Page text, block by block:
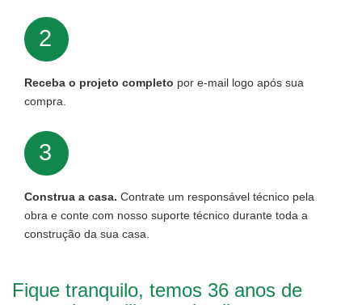
2
Receba o projeto completo por e-mail logo após sua
compra.
3
Construa a casa. Contrate um responsável técnico pela
obra e conte com nosso suporte técnico durante toda a
construção da sua casa.
Fique tranquilo, temos 36 anos de